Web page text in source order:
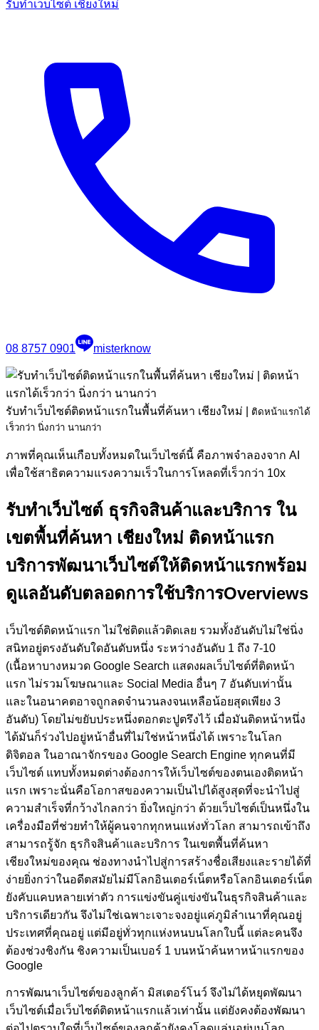
รับทำเว็บไซต์ เชียงใหม่
08 8757 0901 misterknow
รับทำเว็บไซต์ติดหน้าแรกในพื้นที่ค้นหา เชียงใหม่
ติดหน้าแรกได้
เร็วกว่า นิ่งกว่า นานกว่า
ภาพที่คุณเห็นเกือบทั้งหมดในเว็บไซต์นี้ คือภาพจำลองจาก AI
เพื่อใช้สาธิตความแรงความเร็วในการโหลดที่เร็วกว่า 10x
รับทำเว็บไซต์ ธุรกิจสินค้าและบริการ ใน
เขตพื้นที่ค้นหา เชียงใหม่ ติดหน้าแรก
บริการพัฒนาเว็บไซต์ให้ติดหน้าแรกพร้อม
ดูแลอันดับตลอดการใช้บริการOverviews
เว็บไซต์ติดหน้าแรก ไม่ใช่ติดแล้วติดเลย รวมทั้งอันดับไม่ใช่นิ่ง
สนิทอยู่ตรงอันดับใดอันดับหนึ่ง ระหว่างอันดับ 1 ถึง 7-10
(เนื้อหาบางหมวด Google Search แสดงผลเว็บไซต์ที่ติดหน้า
แรก ไม่รวมโฆษณาและ Social Media อื่นๆ 7 อันดับเท่านั้น
และในอนาคตอาจถูกลดจำนวนลงจนเหลือน้อยสุดเพียง 3
อันดับ) โดยไม่ขยับประหนึ่งตอกตะปูตรึงไว้ เมื่อมันติดหน้าหนึ่ง
ได้มันก็ร่วงไปอยู่หน้าอื่นที่ไม่ใช่หน้าหนึ่งได้ เพราะในโลก
ดิจิตอล ในอาณาจักรของ Google Search Engine ทุกคนที่มี
เว็บไซต์ แทบทั้งหมดต่างต้องการให้เว็บไซต์ของตนเองติดหน้า
แรก เพราะนั่นคือโอกาสของความเป็นไปได้สูงสุดที่จะนำไปสู่
ความสำเร็จที่กว้างไกลกว่า ยิ่งใหญ่กว่า ด้วยเว็บไซต์เป็นหนึ่งใน
เครื่องมือที่ช่วยทำให้ผู้คนจากทุกหนแห่งทั่วโลก สามารถเข้าถึง
สามารถรู้จัก ธุรกิจสินค้าและบริการ ในเขตพื้นที่ค้นหา
เชียงใหม่ของคุณ ช่องทางนำไปสู่การสร้างชื่อเสียงและรายได้ที่
ง่ายยิ่งกว่าในอดีตสมัยไม่มีโลกอินเตอร์เน็ตหรือโลกอินเตอร์เน็ต
ยังคับแคบหลายเท่าตัว การแข่งขันคู่แข่งขันในธุรกิจสินค้าและ
บริการเดียวกัน จึงไม่ใช่เฉพาะเจาะจงอยู่แค่ภูมิลำเนาที่คุณอยู่
ประเทศที่คุณอยู่ แต่มีอยู่ทั่วทุกแห่งหนบนโลกใบนี้ แต่ละคนจึง
ต้องช่วงชิงกัน ชิงความเป็นเบอร์ 1 บนหน้าค้นหาหน้าแรกของ
Google
การพัฒนาเว็บไซต์ของลูกค้า มิสเตอร์โนว์ จึงไม่ได้หยุดพัฒนา
เว็บไซต์เมื่อเว็บไซต์ติดหน้าแรกแล้วเท่านั้น แต่ยังคงต้องพัฒนา